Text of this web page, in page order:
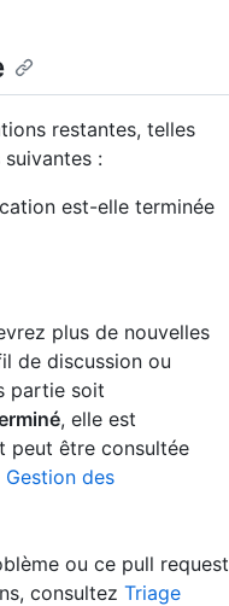
restantes, telles
:
est-elle terminée
plus de nouvelles
de discussion ou
partie soit
, elle est
peut être consultée
Gestion des
ou ce pull request
consultez Triage